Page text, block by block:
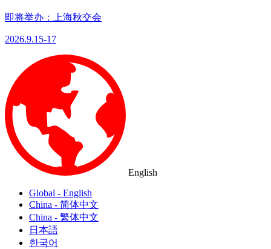
即将举办：上海秋交会
2026.9.15-17
English
Global - English
China - 简体中文
China - 繁体中文
日本語
한국어